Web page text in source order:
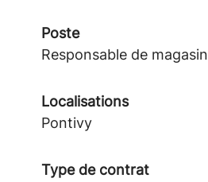
Poste
Responsable de magasin
Localisations
Pontivy
Type de contrat